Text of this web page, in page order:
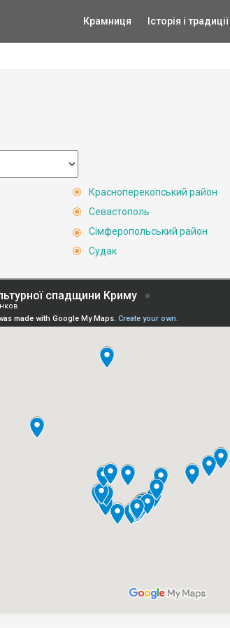
Крамниця Історія і традиції
Красноперекопський район
Севастополь
Сімферопольський район
Судак